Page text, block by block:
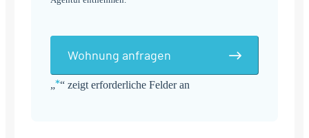
„*“ zeigt erforderliche Felder an
Wohnung anfragen